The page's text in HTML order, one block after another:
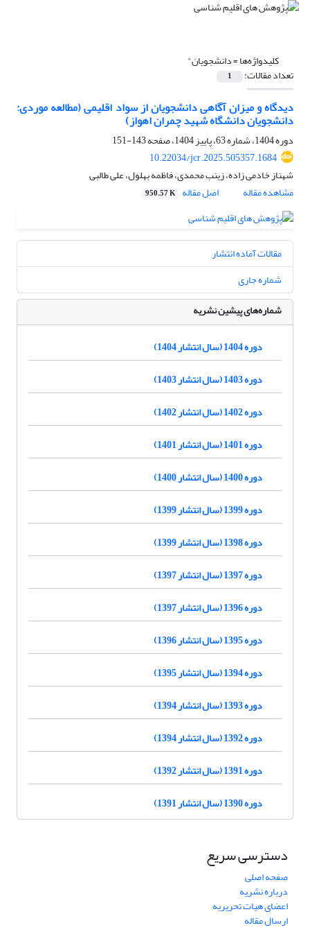
کلیدواژه‌ها =دانشجویان"
تعداد مقالات: 1
دیدگاه و میزان آگاهی دانشجویان از سواد اقلیمی (مطالعه موردی:
دانشجویان دانشگاه شهید چمران اهواز)
دوره 1404، شماره 63، پاییز 1404، صفحه
143-151
10.22034/jcr.2025.505357.1684
شهناز خادمی زاده، زینب محمدی، فاظمه بهلول، علی طالبی
مشاهده مقاله
اصل مقاله 950.57 K
مقالات آماده انتشار
شماره جاری
شماره‌های پیشین نشریه
دوره 1404 (سال انتشار 1404)
دوره 1403 (سال انتشار 1403)
دوره 1402 (سال انتشار 1402)
دوره 1401 (سال انتشار 1401)
دوره 1400 (سال انتشار 1400)
دوره 1399 (سال انتشار 1399)
دوره 1398 (سال انتشار 1399)
دوره 1397 (سال انتشار 1397)
دوره 1396 (سال انتشار 1397)
دوره 1395 (سال انتشار 1396)
دوره 1394 (سال انتشار 1395)
دوره 1393 (سال انتشار 1394)
دوره 1392 (سال انتشار 1394)
دوره 1391 (سال انتشار 1392)
دوره 1390 (سال انتشار 1391)
دسترسی سریع
صفحه اصلی
درباره نشریه
اعضای هیات تحریریه
ارسال مقاله